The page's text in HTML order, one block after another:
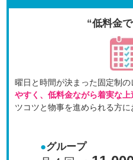
“低料金
曜日と時間が決まった固定制の
やすく、低料金ながら着実な上
ツコツと物事を進められる方に
グループ